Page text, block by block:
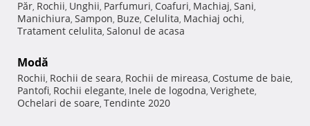
Păr, Rochii, Unghii, Parfumuri, Coafuri, Machiaj, Sani,
Manichiura, Sampon, Buze, Celulita, Machiaj ochi,
Tratament celulita, Salonul de acasa
Modă
Rochii, Rochii de seara, Rochii de mireasa, Costume de baie,
Pantofi, Rochii elegante, Inele de logodna, Verighete,
Ochelari de soare, Tendinte 2020